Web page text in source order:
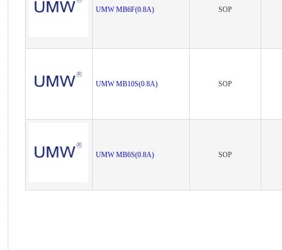
UMW MB6F(0.8A) SOP
UMW MB10S(0.8A) SOP
UMW MB6S(0.8A) SOP